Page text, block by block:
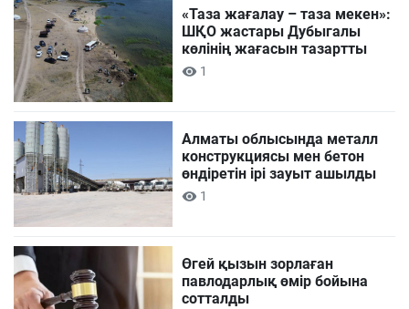
«Таза жағалау – таза мекен»:
ШҚО жастары Дубыгалы
көлінің жағасын тазартты
1
Алматы облысында металл
конструкциясы мен бетон
өндіретін ірі зауыт ашылды
1
Өгей қызын зорлаған
павлодарлық өмір бойына
сотталды